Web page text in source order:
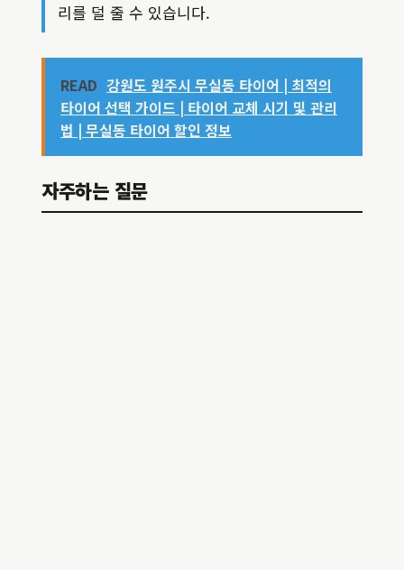
리를 덜 줄 수 있습니다.
READ 강원도 원주시 무실동 타이어 | 최적의
타이어 선택 가이드 | 타이어 교체 시기 및 관리
법 | 무실동 타이어 할인 정보
자주하는 질문